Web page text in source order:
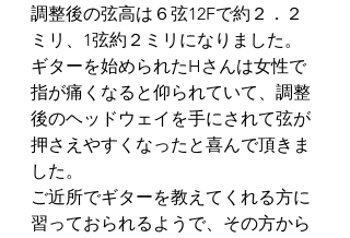
調整後の弦高は６弦12Fで約２．２
ミリ、1弦約２ミリになりました。
ギターを始められたHさんは女性で
指が痛くなると仰られていて、調整
後のヘッドウェイを手にされて弦が
押さえやすくなったと喜んで頂きま
した。
ご近所でギターを教えてくれる方に
習っておられるようで、その方から